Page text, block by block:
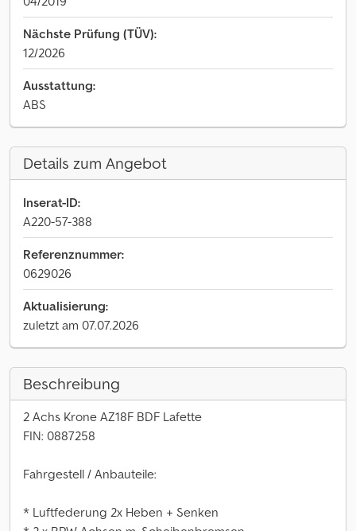
Nächste Prüfung (TÜV):
12/2026
Ausstattung:
ABS
Details zum Angebot
Inserat-ID:
A220-57-388
Referenznummer:
0629026
Aktualisierung:
zuletzt am 07.07.2026
Beschreibung
2 Achs Krone AZ18F BDF Lafette
FIN: 0887258
Fahrgestell / Anbauteile:
* Luftfederung 2x Heben + Senken